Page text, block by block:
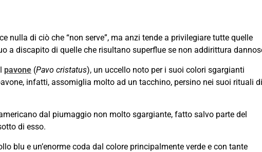
nulla di ciò che “non serve”, ma anzi tende a privilegiare tutte quelle
a discapito di quelle che risultano superflue se non addirittura
pavone (Pavo cristatus), un uccello noto per i suoi colori sgargianti
infatti, assomiglia molto ad un tacchino, persino nei suoi rituali di
dal piumaggio non molto sgargiante, fatto salvo parte del
di esso.
blu e un’enorme coda dal colore principalmente verde e con tante